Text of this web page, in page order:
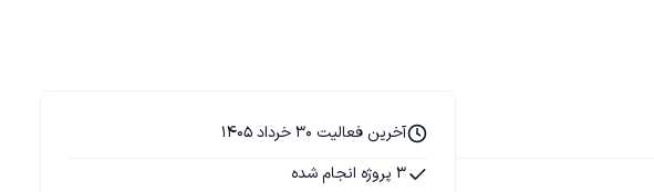
آخرین فعالیت 30 خرداد 1405
3 پروژه انجام شده